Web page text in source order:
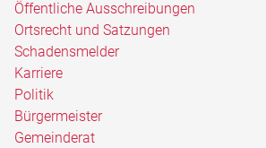
Öffentliche Ausschreibungen
Ortsrecht und Satzungen
Schadensmelder
Karriere
Politik
Bürgermeister
Gemeinderat